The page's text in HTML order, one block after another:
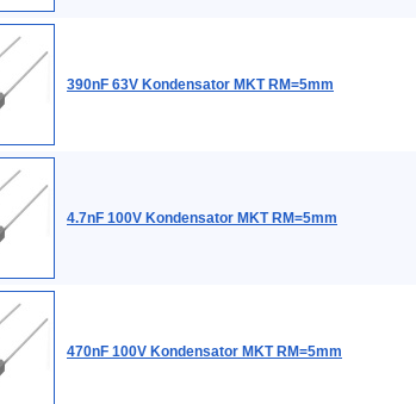
390nF 63V Kondensator MKT RM=5mm
4.7nF 100V Kondensator MKT RM=5mm
470nF 100V Kondensator MKT RM=5mm